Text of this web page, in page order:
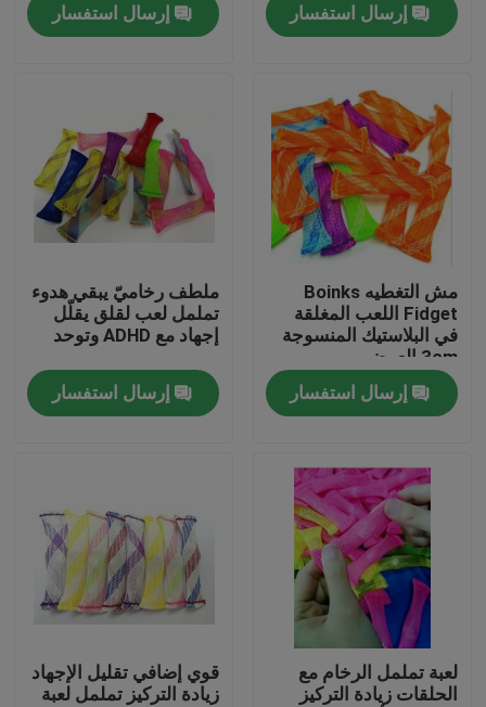
منتجات
معلومات عنا
جولة في المعمل
مراقبة الجودة
اتصل بنا
اطلب اقتباس
مرن pvc أنبوب
أنبوب قابل للتقلص بالحرارة
أنابيب مرنة مموجة
إرسال استفسار إرسال استفسار
مش التغطيه Boinks
Fidget اللعب المغلقة
في البلاستيك المنسوجة
3cm العرض
إرسال استفسار
ملطف رخاميّ يبقي هدوء
تململ لعب لقلق يقلّل
إجهاد مع ADHD وتوحد
إرسال استفسار
لعبة تململ الرخام مع
الحلقات زيادة التركيز
قوي إضافي تقليل الإجهاد
زيادة التركيز تململ لعبة